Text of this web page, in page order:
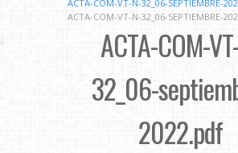
ACTA-COM-VT-N-32_06-SEPTIEMBRE-
ACTA-COM-VT-N-32_06-SEPTIEMBRE-
ACTA-COM-
32_06-
2022.pdf